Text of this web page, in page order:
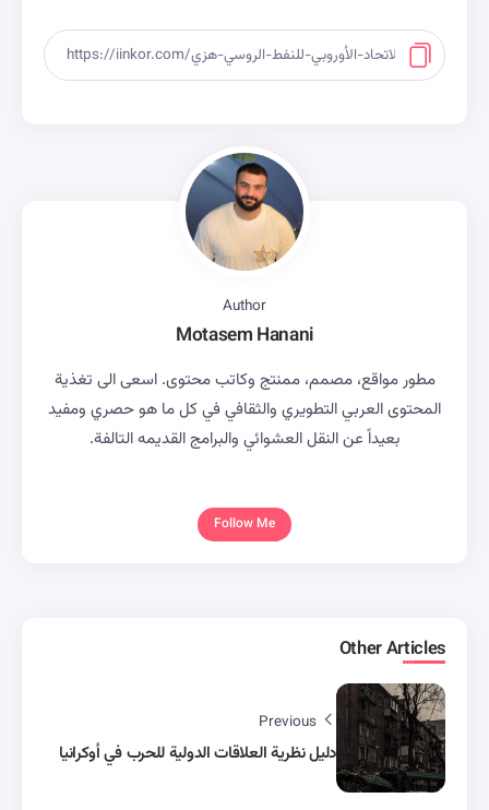
Author
Motasem Hanani
مطور مواقع، مصمم، ممنتج وكاتب محتوى. اسعى الى تغذية
المحتوى العربي التطويري والثقافي في كل ما هو حصري ومفيد
بعيداً عن النقل العشوائي والبرامج القديمه التالفة.
Follow Me
Other Articles
Previous
دليل نظرية العلاقات الدولية للحرب في أوكرانيا